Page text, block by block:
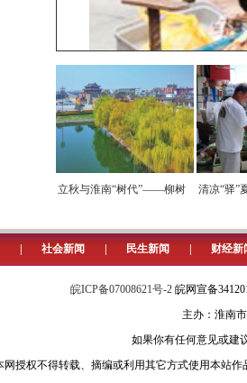
7月1日，为庆祝党的节日，淮
传城市管理的相关法规，他们用自己
当日上午9点，在龙湖路新华书
边社区志愿者服务队。在活动现场，
图：城管志愿者正在为市民免
立秋与淮南“树代”——柳树
清凉“驿”夏
社会新闻 民生新闻 财经新
皖ICP备07008621号-2 皖网宣备
主办：淮南
如果你有任何意见或建
网授权不得转载、摘编或利用其它方式使用本站